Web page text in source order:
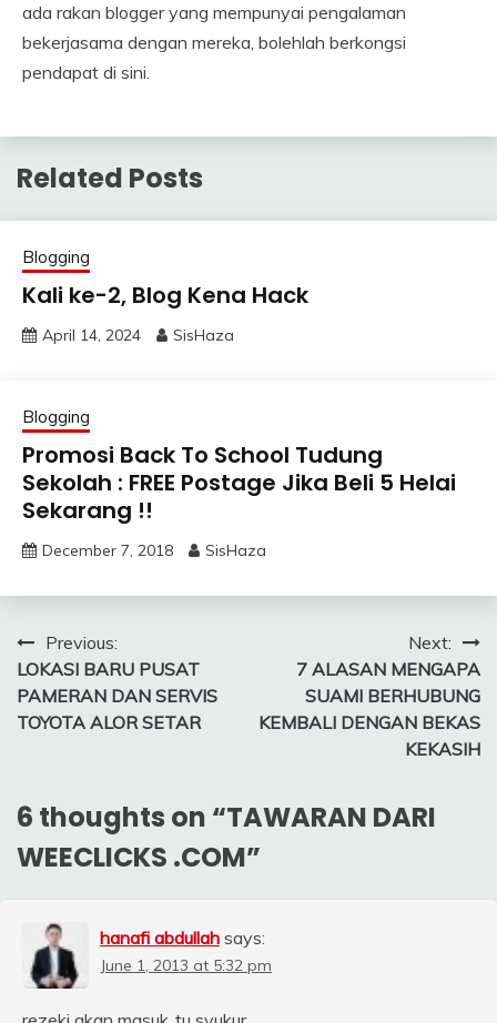
ada rakan blogger yang mempunyai pengalaman
bekerjasama dengan mereka, bolehlah berkongsi
pendapat di sini.
Related Posts
Blogging
Kali ke-2, Blog Kena Hack
April 14, 2024 SisHaza
Blogging
Promosi Back To School Tudung
Sekolah : FREE Postage Jika Beli 5 Helai
Sekarang !!
December 7, 2018 SisHaza
Post
navigation
Previous:
LOKASI BARU PUSAT
PAMERAN DAN SERVIS
TOYOTA ALOR SETAR
Next:
7 ALASAN MENGAPA
SUAMI BERHUBUNG
KEMBALI DENGAN BEKAS
KEKASIH
6 thoughts on “TAWARAN DARI
WEECLICKS .COM”
hanafi abdullah says:
June 1, 2013 at 5:32 pm